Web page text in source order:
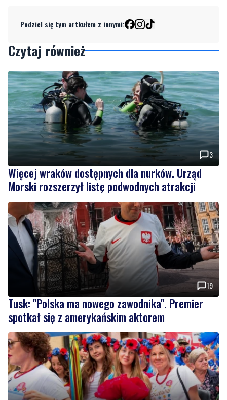
Podziel się tym artkułem z innymi:
Czytaj również
3
Więcej wraków dostępnych dla nurków. Urząd
Morski rozszerzył listę podwodnych atrakcji
19
Tusk: "Polska ma nowego zawodnika". Premier
spotkał się z amerykańskim aktorem